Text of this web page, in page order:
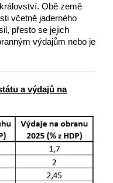
Obě země
včetně jaderného
přesto se jejich
výdajům nebo je
a výdajů na